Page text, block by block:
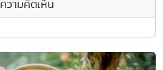
ความคิดเห็น